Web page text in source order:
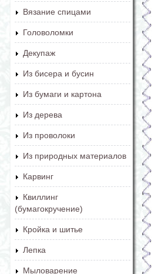
Вязание спицами
Головоломки
Декупаж
Из бисера и бусин
Из бумаги и картона
Из дерева
Из проволоки
Из природных материалов
Карвинг
Квиллинг
(бумагокручение)
Кройка и шитье
Лепка
Мыловарение